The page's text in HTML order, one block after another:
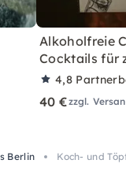
Alkoholfreie
Cocktails für
4,8
40 €zzgl.
Berlin
Koch- und